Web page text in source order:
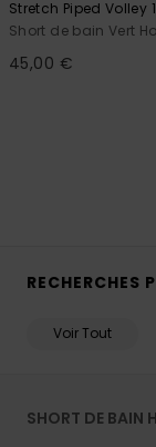
Stretch Piped Volley
Short de bain Vert
45,00 €
RECHERCHES
Voir Tout
SHORT DE BAIN